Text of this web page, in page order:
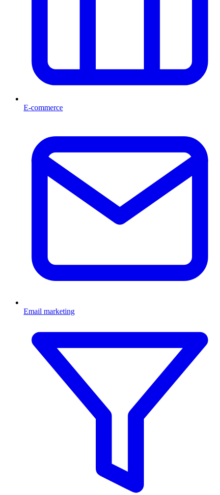
E-commerce
Email marketing